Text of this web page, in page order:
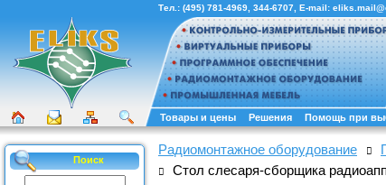
Тел.: (495) 781-4969 344-6707 , E-mail:
Товары и цены Решения Помощь при
Поиск
Радиомонтажное оборудование
Стол слесаря-сборщика